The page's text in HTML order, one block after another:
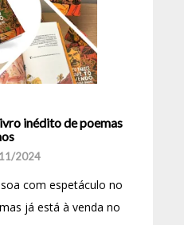
inédito de poemas
2024
com espetáculo no
já está à venda no